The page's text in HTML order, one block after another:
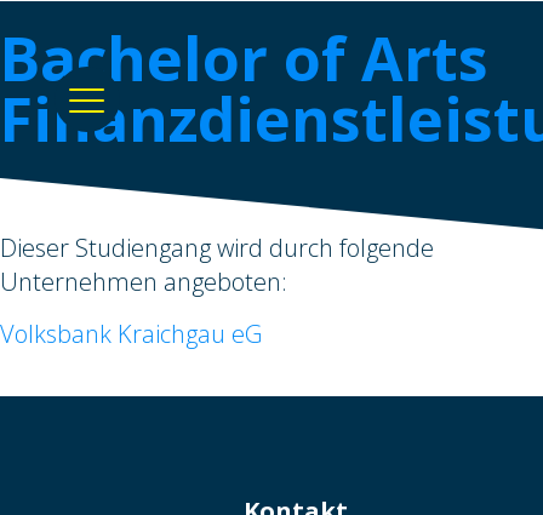
Bachelor of Arts
Dieser Studiengang wird durch folgende
Unternehmen angeboten:
Volksbank Kraichgau eG